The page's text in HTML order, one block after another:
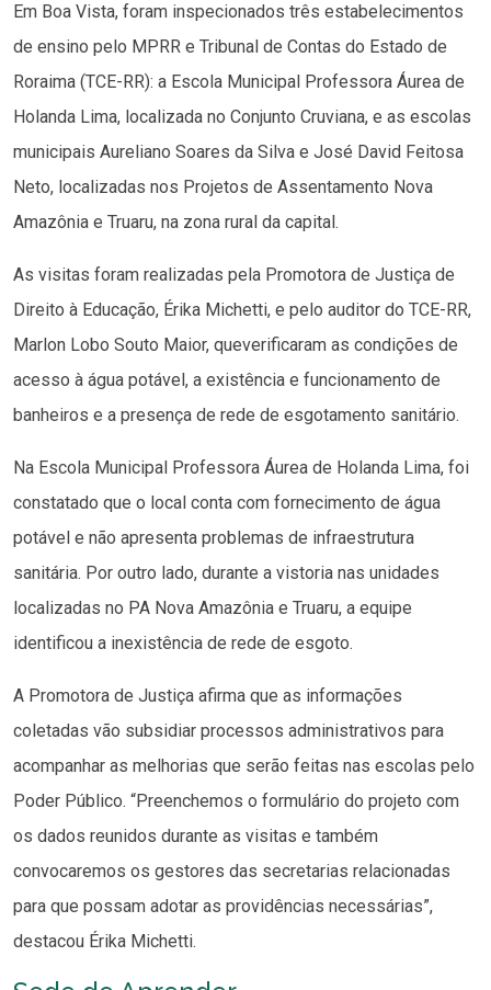
Em Boa Vista, foram inspecionados três estabelecimentos
de ensino pelo MPRR e Tribunal de Contas do Estado de
Roraima (TCE-RR): a Escola Municipal Professora Áurea de
Holanda Lima, localizada no Conjunto Cruviana, e as escolas
municipais Aureliano Soares da Silva e José David Feitosa
Neto, localizadas nos Projetos de Assentamento Nova
Amazônia e Truaru, na zona rural da capital.
As visitas foram realizadas pela Promotora de Justiça de
Direito à Educação, Érika Michetti, e pelo auditor do TCE-RR,
Marlon Lobo Souto Maior, queverificaram as condições de
acesso à água potável, a existência e funcionamento de
banheiros e a presença de rede de esgotamento sanitário.
Na Escola Municipal Professora Áurea de Holanda Lima, foi
constatado que o local conta com fornecimento de água
potável e não apresenta problemas de infraestrutura
sanitária. Por outro lado, durante a vistoria nas unidades
localizadas no PA Nova Amazônia e Truaru, a equipe
identificou a inexistência de rede de esgoto.
A Promotora de Justiça afirma que as informações
coletadas vão subsidiar processos administrativos para
acompanhar as melhorias que serão feitas nas escolas pelo
Poder Público. “Preenchemos o formulário do projeto com
os dados reunidos durante as visitas e também
convocaremos os gestores das secretarias relacionadas
para que possam adotar as providências necessárias”,
destacou Érika Michetti.